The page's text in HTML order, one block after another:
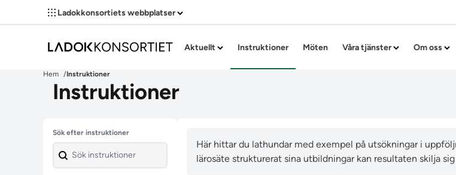
Ladokkonsortiets webbplatser
Aktuellt Instruktioner Möten Våra tjänster Om oss
Hem Instruktioner
Instruktioner
Hoppa över filter
Sök efter instruktioner
Här hittar du lathundar med exempel på utsökningar i
lärosäte strukturerat sina utbildningar kan resultaten skilja